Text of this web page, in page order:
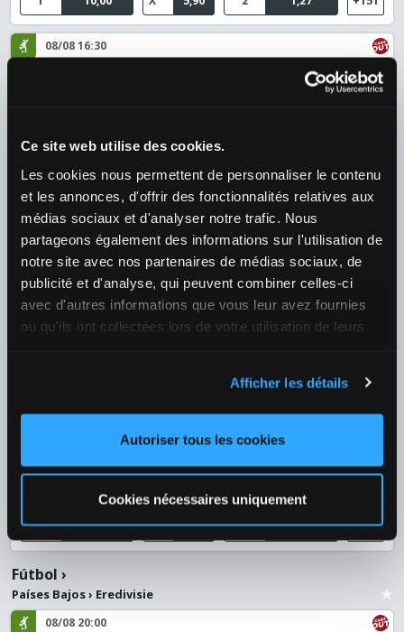
Ce site web utilise des cookies.
Les cookies nous permettent de personnaliser le contenu
et les annonces, d'offrir des fonctionnalités relatives aux
médias sociaux et d'analyser notre trafic. Nous
partageons également des informations sur l'utilisation de
notre site avec nos partenaires de médias sociaux, de
publicité et d'analyse, qui peuvent combiner celles-ci
avec d'autres informations que vous leur avez fournies
ou qu'ils ont collectées lors de votre utilisation de leurs
Afficher les détails
Autoriser tous les cookies
Cookies nécessaires uniquement
08/08 16:30
Vitoria Guimaraes / Arouca
¿Quién ganará el partido?
1,95
1 3,55
X 3,95
2 +147
09/08 21:30
¿Quién ganará el partido?
Estrella Roja de Belgrado / FK Novi Pazar
¿Quién ganará el partido?
1,09
1 8,00
X 15,00
2 +127
Fútbol ›
Países Bajos› Eredivisie
08/08 20:00